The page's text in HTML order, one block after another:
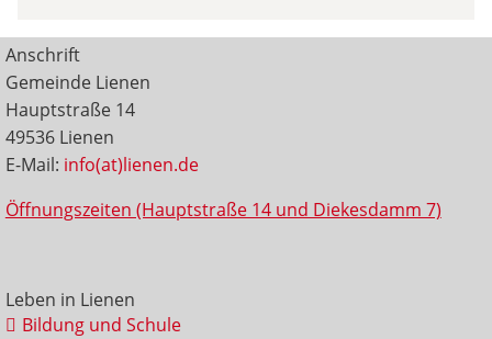
Anschrift
Gemeinde Lienen
Hauptstraße 14
49536 Lienen
E-Mail: info(at)lienen.de
Öffnungszeiten (Hauptstraße 14 und Diekesdamm 7)
Leben in Lienen
Bildung und Schule